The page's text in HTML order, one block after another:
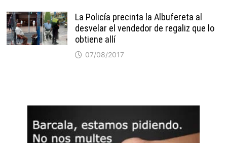
La Policía precinta la Albufereta al
desvelar el vendedor de regaliz que lo
obtiene allí
07/08/2017